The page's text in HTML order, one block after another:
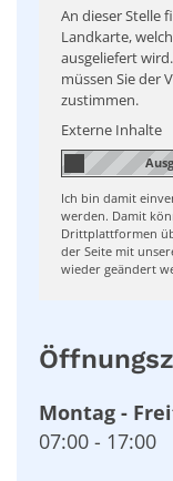
An dieser Stelle
Landkarte,
ausgeliefert
müssen Sie der
zustimmen.
Externe Inhalte
Ich bin damit
werden. Damit
Drittplattformen
der Seite mit
wieder geändert
Montag -
07:00 - 17:00